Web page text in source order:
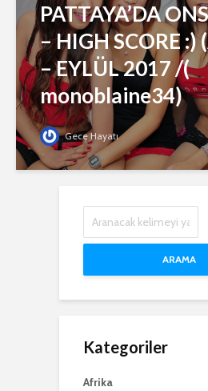
PATTAYA’DA
– HIGH SCORE :)
– EYLÜL 2017 /(
monoblaine34)
Gece Hayatı
ARAMA
Kategoriler
Afrika